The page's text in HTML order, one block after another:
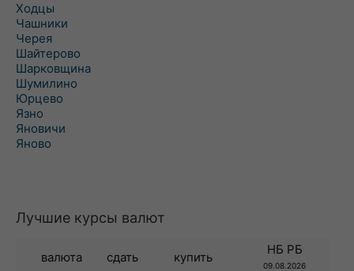
Ходцы
Чашники
Черея
Шайтерово
Шарковщина
Шумилино
Юрцево
Язно
Яновичи
Яново
Лучшие курсы валют
валюта сдать купить
НБ РБ
09.08.2026